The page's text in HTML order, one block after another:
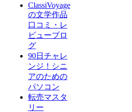
ClassiVoyage
の文学作品
口コミ・レ
ビューブロ
グ
90日チャレ
ンジ！シニ
アのための
パソコン
転売マスタ
リー